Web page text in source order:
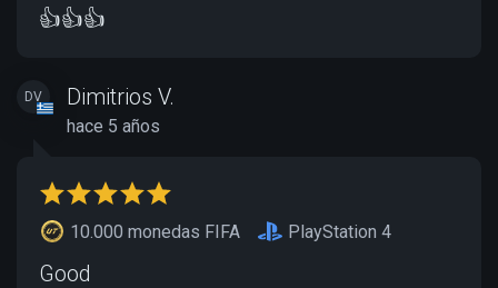
👍👍👍
DV Dimitrios V.
hace 5 años
10.000 monedas FIFA PlayStation 4
Good